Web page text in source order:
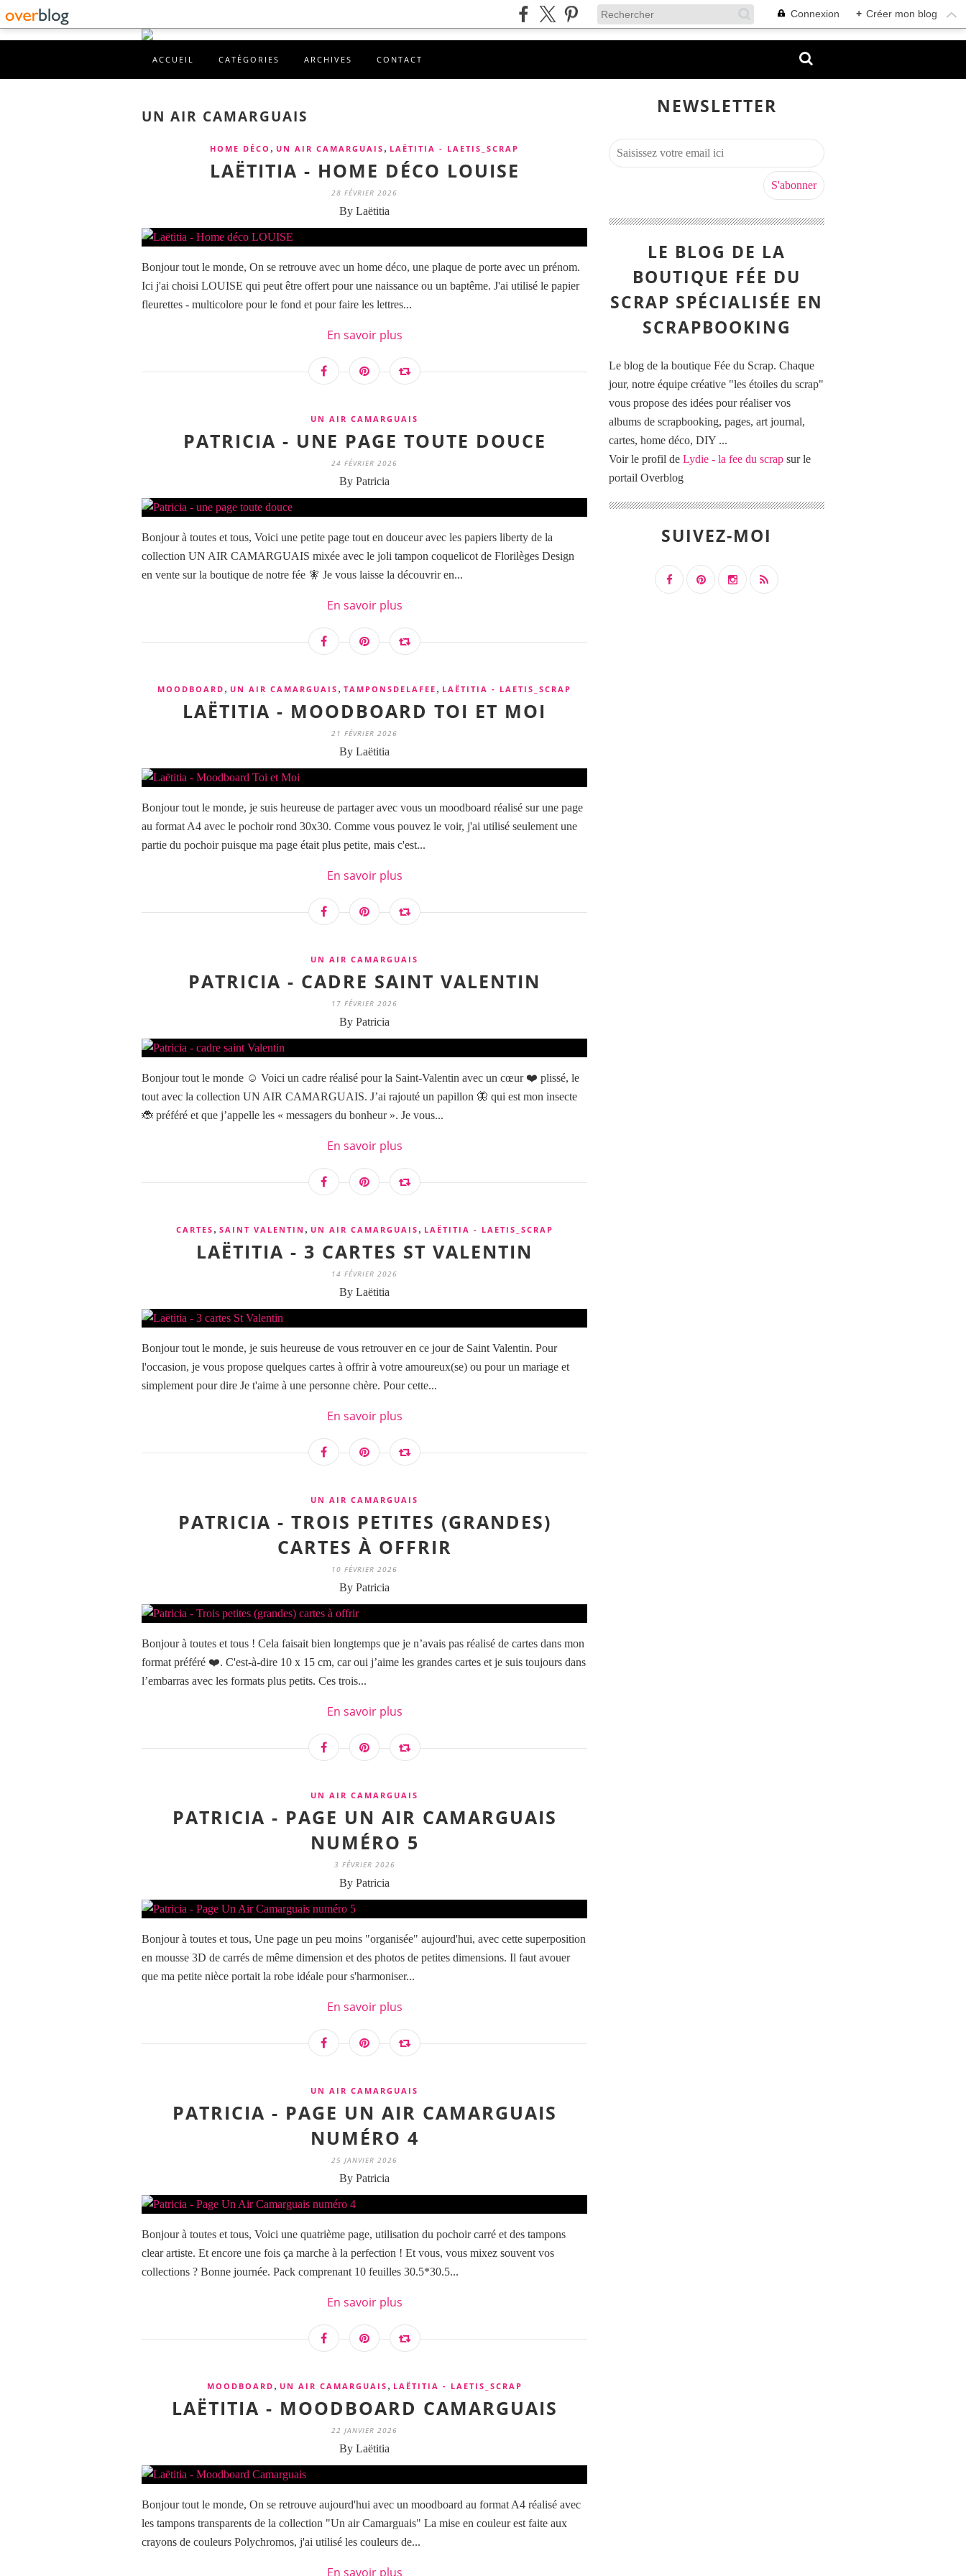
Connexion + Créer mon blog
ACCUEIL CATÉGORIES ARCHIVES CONTACT
UN AIR CAMARGUAIS
HOME DÉCO , UN AIR CAMARGUAIS , LAËTITIA - LAETIS_SCRAP
LAËTITIA - HOME DÉCO LOUISE
28 FÉVRIER 2026
By Laëtitia
Bonjour tout le monde, On se retrouve avec un home déco, une plaque de porte avec un prénom.
Ici j'ai choisi LOUISE qui peut être offert pour une naissance ou un baptême. J'ai utilisé le papier
fleurettes - multicolore pour le fond et pour faire les lettres...
En savoir plus
UN AIR CAMARGUAIS
PATRICIA - UNE PAGE TOUTE DOUCE
24 FÉVRIER 2026
By Patricia
Bonjour à toutes et tous, Voici une petite page tout en douceur avec les papiers liberty de la
collection UN AIR CAMARGUAIS mixée avec le joli tampon coquelicot de Florilèges Design
en vente sur la boutique de notre fée 🧚 Je vous laisse la découvrir en...
En savoir plus
MOODBOARD , UN AIR CAMARGUAIS , TAMPONSDELAFEE , LAËTITIA - LAETIS_SCRAP
LAËTITIA - MOODBOARD TOI ET MOI
21 FÉVRIER 2026
By Laëtitia
Bonjour tout le monde, je suis heureuse de partager avec vous un moodboard réalisé sur une page
au format A4 avec le pochoir rond 30x30. Comme vous pouvez le voir, j'ai utilisé seulement une
partie du pochoir puisque ma page était plus petite, mais c'est...
En savoir plus
UN AIR CAMARGUAIS
PATRICIA - CADRE SAINT VALENTIN
17 FÉVRIER 2026
By Patricia
Bonjour tout le monde ☺️ Voici un cadre réalisé pour la Saint-Valentin avec un cœur ❤️ plissé, le
tout avec la collection UN AIR CAMARGUAIS. J’ai rajouté un papillon 🦋 qui est mon insecte
🐞 préféré et que j’appelle les « messagers du bonheur ». Je vous...
En savoir plus
CARTES , SAINT VALENTIN , UN AIR CAMARGUAIS , LAËTITIA - LAETIS_SCRAP
LAËTITIA - 3 CARTES ST VALENTIN
14 FÉVRIER 2026
By Laëtitia
Bonjour tout le monde, je suis heureuse de vous retrouver en ce jour de Saint Valentin. Pour
l'occasion, je vous propose quelques cartes à offrir à votre amoureux(se) ou pour un mariage et
simplement pour dire Je t'aime à une personne chère. Pour cette...
En savoir plus
UN AIR CAMARGUAIS
PATRICIA - TROIS PETITES (GRANDES)
CARTES À OFFRIR
10 FÉVRIER 2026
By Patricia
Bonjour à toutes et tous ! Cela faisait bien longtemps que je n’avais pas réalisé de cartes dans mon
format préféré ❤️. C'est-à-dire 10 x 15 cm, car oui j’aime les grandes cartes et je suis toujours dans
l’embarras avec les formats plus petits. Ces trois...
En savoir plus
UN AIR CAMARGUAIS
PATRICIA - PAGE UN AIR CAMARGUAIS
NUMÉRO 5
3 FÉVRIER 2026
By Patricia
Bonjour à toutes et tous, Une page un peu moins "organisée" aujourd'hui, avec cette superposition
en mousse 3D de carrés de même dimension et des photos de petites dimensions. Il faut avouer
que ma petite nièce portait la robe idéale pour s'harmoniser...
En savoir plus
UN AIR CAMARGUAIS
PATRICIA - PAGE UN AIR CAMARGUAIS
NUMÉRO 4
25 JANVIER 2026
By Patricia
Bonjour à toutes et tous, Voici une quatrième page, utilisation du pochoir carré et des tampons
clear artiste. Et encore une fois ça marche à la perfection ! Et vous, vous mixez souvent vos
collections ? Bonne journée. Pack comprenant 10 feuilles 30.5*30.5...
En savoir plus
MOODBOARD , UN AIR CAMARGUAIS , LAËTITIA - LAETIS_SCRAP
LAËTITIA - MOODBOARD CAMARGUAIS
22 JANVIER 2026
By Laëtitia
Bonjour tout le monde, On se retrouve aujourd'hui avec un moodboard au format A4 réalisé avec
les tampons transparents de la collection "Un air Camarguais" La mise en couleur est faite aux
crayons de couleurs Polychromos, j'ai utilisé les couleurs de...
En savoir plus
NEWSLETTER
LE BLOG DE LA
BOUTIQUE FÉE DU
SCRAP SPÉCIALISÉE EN
SCRAPBOOKING
Le blog de la boutique Fée du Scrap. Chaque
jour, notre équipe créative "les étoiles du scrap"
vous propose des idées pour réaliser vos
albums de scrapbooking, pages, art journal,
cartes, home déco, DIY ...
Voir le profil de Lydie - la fee du scrap sur le
portail Overblog
SUIVEZ-MOI